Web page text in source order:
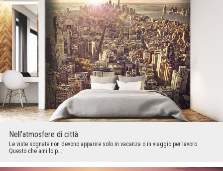
Nell’atmosfere di città
Le viste sognate non devono apparire solo in vacanza o in viaggio per lavoro.
Questo che ami lo p...